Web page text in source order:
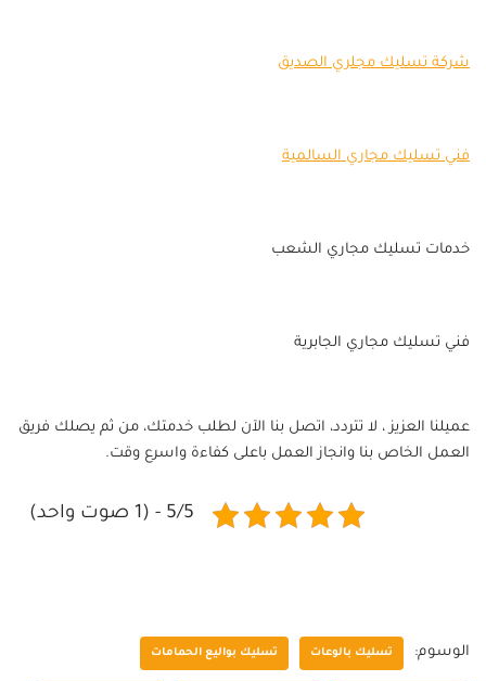
شركة تسليك مجلري الصديق
فني تسليك مجاري السالمية
خدمات تسليك مجاري الشعب
فني تسليك مجاري الجابرية
عميلنا العزيز ، لا تتردد، اتصل بنا الآن لطلب خدمتك، من ثم يصلك فريق
العمل الخاص بنا وانجاز العمل باعلى كفاءة واسرع وقت.
5/5 - (1 صوت واحد)
الوسوم: تسليك بالوعات تسليك بواليع الحمامات